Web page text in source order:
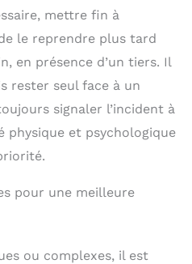
mettre fin à
le reprendre plus tard
en présence d’un tiers. Il
rester seul face à un
signaler l’incident à
physique et psychologique
pour une meilleure
ou complexes, il est